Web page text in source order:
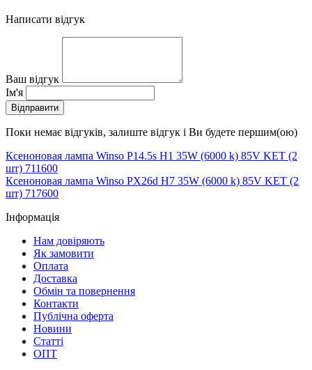
Написати відгук
Ваш відгук
Ім'я
Відправити
Поки немає відгуків, залиште відгук і Ви будете першим(ою)
Ксеноновая лампа Winso P14.5s H1 35W (6000 k) 85V KET (2
шт) 711600
Ксеноновая лампа Winso PX26d H7 35W (6000 k) 85V KET (2
шт) 717600
Інформація
Нам довіряють
Як замовити
Оплата
Доставка
Обмін та повернення
Контакти
Публічна оферта
Новини
Статті
ОПТ